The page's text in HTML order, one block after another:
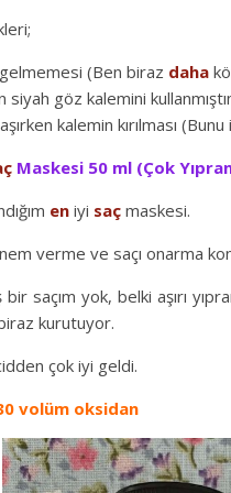
gelmemesi (Ben biraz daha
siyah göz kalemini
kalemin kırılması (Bunu
Maskesi 50 ml (Çok
en iyi saç maskesi.
nem verme ve saçı onarma
bir saçım yok, belki aşırı
kurutuyor.
çok iyi geldi.
volüm oksidan